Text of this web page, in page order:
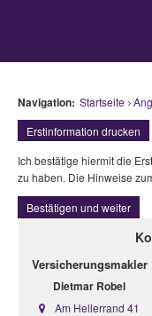
Navigation: Startseite
Erstinformation drucken
Ich bestätige hiermit die
zu haben. Die Hinweise
Bestätigen und weiter
Versicherungsmakler
Dietmar Robel
Am Hellerrand 41